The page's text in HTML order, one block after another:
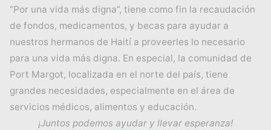
“Por una vida más digna”, tiene como fin la recaudación
de fondos, medicamentos, y becas para ayudar a
nuestros hermanos de Haití a proveerles lo necesario
para una vida más digna. En especial, la comunidad de
Port Margot, localizada en el norte del país, tiene
grandes necesidades, especialmente en el área de
servicios médicos, alimentos y educación.
¡Juntos podemos ayudar y llevar esperanza!